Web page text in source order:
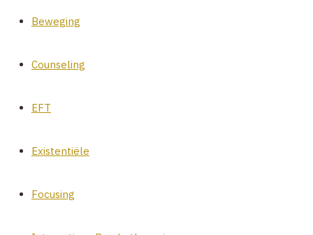
Beweging
Counseling
EFT
Existentiële
Focusing